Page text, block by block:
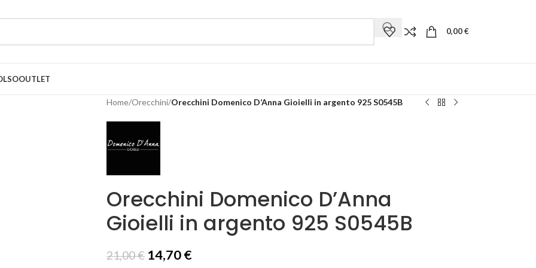
0,00€
OUTLET
Home/Orecchini/Orecchini Domenico D’Anna Gioielli in argento 925 S0545B
Orecchini Domenico D’Anna
Gioielli in argento 925 S0545B
21,00€ 14,70€